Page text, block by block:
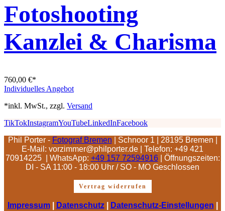
Fotoshooting
Kanzlei & Charisma
760,00 €*
Individuelles Angebot
*inkl. MwSt., zzgl. Versand
TikTokInstagramYouTubeLinkedInFacebook
Phil Porter - Fotograf Bremen | Schnoor 1 | 28195 Bremen |
E-Mail: vorzimmer@philporter.de | Telefon: +49 421
70914225 | WhatsApp: +49 157 72594916| Öffnungszeiten:
DI - SA 11:00 - 18:00 Uhr / SO - MO Geschlossen
Vertrag widerrufen
Impressum| Datenschutz| Datenschutz-Einstellungen